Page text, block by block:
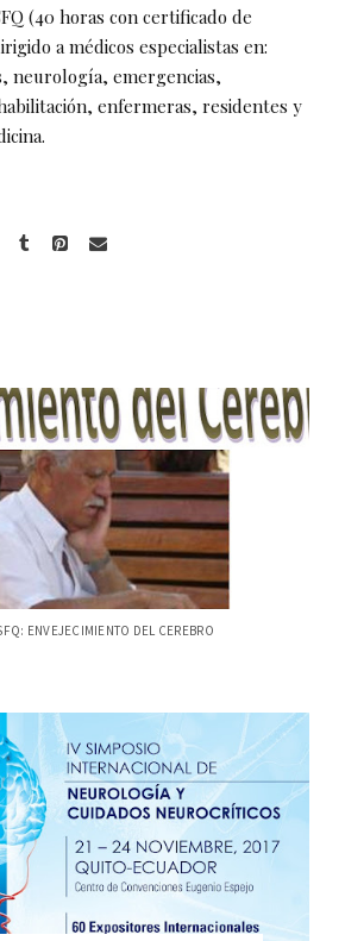
(40 horas con certificado de
a médicos especialistas en:
neurología, emergencias,
enfermeras, residentes y
ENVEJECIMIENTO DEL CEREBRO